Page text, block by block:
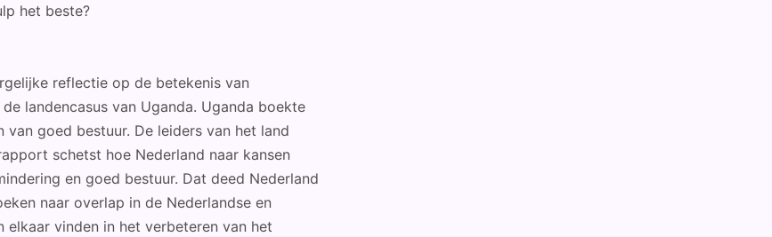
het beste?
reflectie op de betekenis van
landencasus van Uganda. Uganda boekte
goed bestuur. De leiders van het land
schetst hoe Nederland naar kansen
en goed bestuur. Dat deed Nederland
naar overlap in de Nederlandse en
elkaar vinden in het verbeteren van het